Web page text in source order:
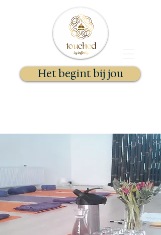
Het begint bij jou